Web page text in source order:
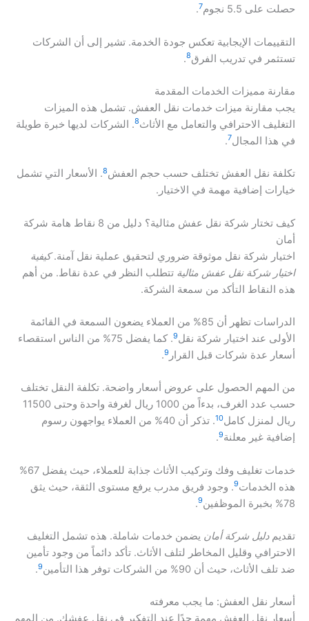
حصلت على 5.5 نجوم
7
.
التقييمات الإيجابية تعكس جودة الخدمة. تشير إلى أن الشركات
تستثمر في تدريب الفرق8
.
مقارنة مميزات الخدمات المقدمة
يجب مقارنة ميزات خدمات نقل العفش. تشمل هذه الميزات
التغليف الاحترافي والتعامل مع الأثاث8. الشركات لديها خبرة طويلة
في هذا المجال7
.
تكلفة نقل العفش تختلف حسب حجم العفش8. الأسعار التي تشمل
خيارات إضافية مهمة في الاختيار.
كيف تختار شركة نقل عفش مثالية؟ دليل من 8 نقاط هامة شركة
أمان
اختيار شركة نقل موثوقة ضروري لتحقيق عملية نقل آمنة.كيفية
اختيار شركة نقل عفش مثالية تتطلب النظر في عدة نقاط. من أهم
هذه النقاط التأكد من سمعة الشركة.
الدراسات تظهر أن 85% من العملاء يضعون السمعة في القائمة
الأولى عند اختيار شركة نقل9
. كما يفضل 75% من الناس استقصاء
أسعار عدة شركات قبل القرار 9
.
من المهم الحصول على عروض أسعار واضحة. تكلفة النقل تختلف
حسب عدد الغرف، بدءاً من 1000 ريال لغرفة واحدة وحتى 11500
ريال لمنزل كامل10
. تذكر أن 40% من العملاء يواجهون رسوم
إضافية غير معلنة9
.
خدمات تغليف وفك وتركيب الأثاث جذابة للعملاء، حيث يفضل 67%
هذه الخدمات9. وجود فريق مدرب يرفع مستوى الثقة، حيث يثق
78% بخبرة الموظفين
9
.
تقديمدليل شركة أمان يضمن خدمات شاملة. هذه تشمل التغليف
الاحترافي وقليل المخاطر لتلف الأثاث. تأكد دائماً من وجود تأمين
ضد تلف الأثاث، حيث أن 90% من الشركات توفر هذا التأمين
9
.
أسعار نقل العفش: ما يجب معرفته
أسعار نقل العفش مهمة جدًا عند التفكير في نقل عفشك. من المهم